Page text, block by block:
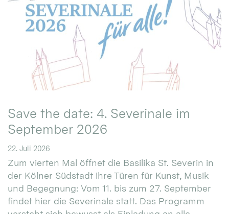
Save the date: 4. Severinale im
September 2026
22. Juli 2026
Zum vierten Mal öffnet die Basilika St. Severin in
der Kölner Südstadt ihre Türen für Kunst, Musik
und Begegnung: Vom 11. bis zum 27. September
findet hier die Severinale statt. Das Programm